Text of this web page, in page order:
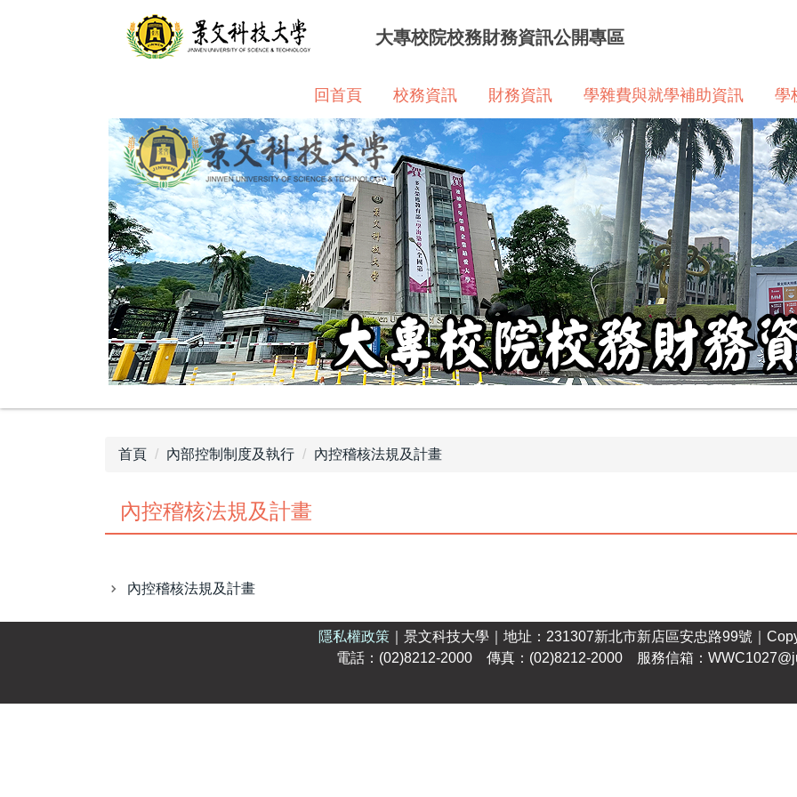
大專校院校務財務資訊公開專區
回首頁 校務資訊 財務資訊 學雜費與就學補助資訊 學
首頁 內部控制制度及執行 內控稽核法規及計畫
內控稽核法規及計畫
內控稽核法規及計畫
隱私權政策｜ 景文科技大學 地址：231307新北市新店區安忠路99號 ｜
電話：(02)8212-2000 傳真：(02)8212-2000 服務信箱：